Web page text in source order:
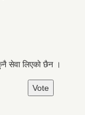
सेवा लिएकाे छैन ।